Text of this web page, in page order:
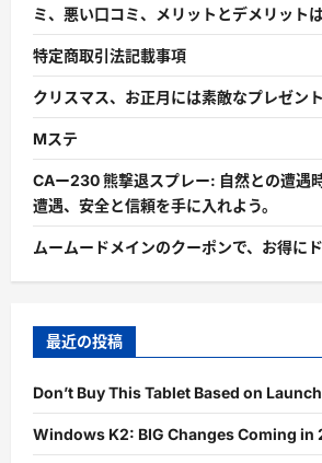
ミ、悪い口コミ、メリットとデメリット
特定商取引法記載事項
クリスマス、お正月には素敵なプレゼン
Mステ
CAー230 熊撃退スプレー: 自然との遭遇
遭遇、安全と信頼を手に入れよう。
ムームードメインのクーポンで、お得に
最近の投稿
Don’t Buy This Tablet Based on
Windows K2: BIG Changes Coming in